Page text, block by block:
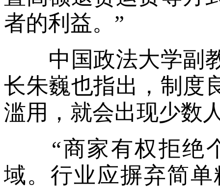
者的利益。”
中国政法大学副教
长朱巍也指出，制度
滥用，就会出现少数
“商家有权拒绝个
域。行业应摒弃简